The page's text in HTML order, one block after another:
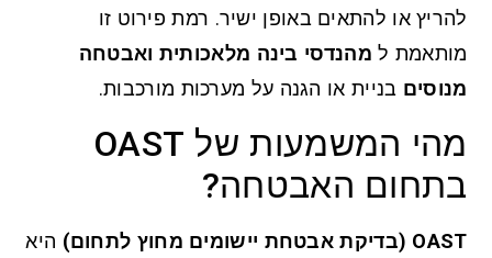
להריץ או להתאים באופן ישיר. רמת פירוט זו
מותאמת ל מהנדסי בינה מלאכותית ואבטחה
מנוסיםבניית או הגנה על מערכות מורכבות.
מהי המשמעות של OAST
בתחום האבטחה?
OAST (בדיקת אבטחת יישומים מחוץ לתחום)
היא